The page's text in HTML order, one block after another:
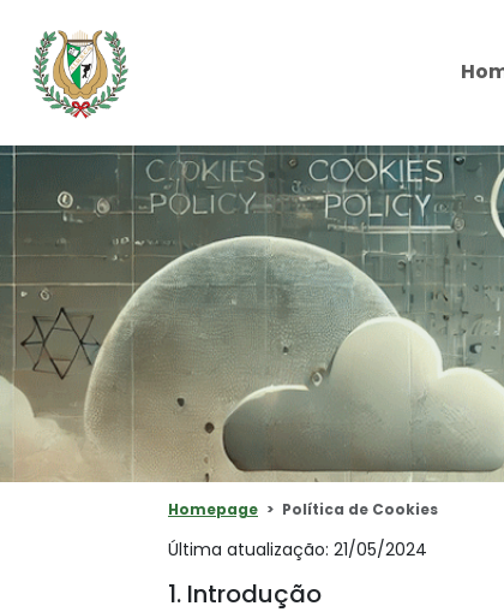
Homepage Política de Cookies
Última atualização: 21/05/2024
1. Introdução